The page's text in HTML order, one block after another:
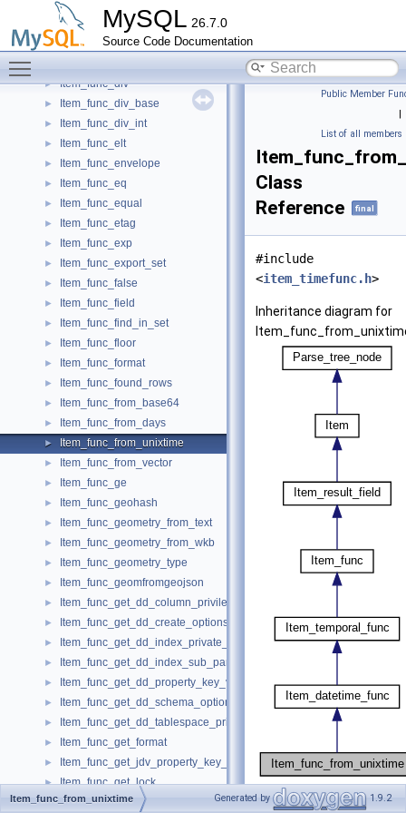
MySQL 26.7.0
Source Code Documentation
Item_func_dayofyear
Item_func_degrees
► Item_func_dimension
► Item_func_div
► Item_func_div_base
► Item_func_div_int
► Item_func_elt
► Item_func_envelope
► Item_func_eq
► Item_func_equal
► Item_func_etag
► Item_func_exp
► Item_func_export_set
► Item_func_false
► Item_func_field
► Item_func_find_in_set
► Item_func_floor
► Item_func_format
► Item_func_found_rows
► Item_func_from_base64
► Item_func_from_days
► Item_func_from_unixtime
► Item_func_from_vector
► Item_func_ge
► Item_func_geohash
► Item_func_geometry_from_text
► Item_func_geometry_from_wkb
► Item_func_geometry_type
► Item_func_geomfromgeojson
► Item_func_get_dd_column_privileges
► Item_func_get_dd_create_options
► Item_func_get_dd_index_private_data
► Item_func_get_dd_index_sub_part_length
► Item_func_get_dd_property_key_value
► Item_func_get_dd_schema_options
► Item_func_get_dd_tablespace_private_data
► Item_func_get_format
► Item_func_get_jdv_property_key_value
► Item_func_get_lock
► Item_func_get_partition_nodegroup
Public Member
|
List of all members
Class
Reference
final
#include
<item_timefunc.h>
Inheritance diagram for
[legend ]
Item_func_from_unixtime Generated by 1.9.2